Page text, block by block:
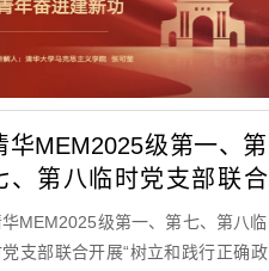
华MEM2025级第一、第
、第八临时党支部联合
展“树立和践…
MEM2025级第一、第七、第八临
党支部联合开展“树立和践行正确政